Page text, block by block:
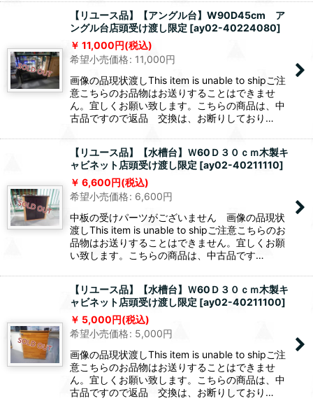
【リユース品】【アングル台】W90D45cm ア
ングル台店頭受け渡し限定 [ay02-40224080]
11,000円(税込)
希望小売価格: 11,000円
画像の品現状渡しThis item is unable to shipご注
意こちらのお品物はお送りすることはできませ
ん。宜しくお願い致します。こちらの商品は、中
古品ですので返品 交換は、お断りしており…
【リユース品】【水槽台】Ｗ60Ｄ３０ｃｍ木製キ
ャビネット店頭受け渡し限定 [ay02-40211110]
6,600円(税込)
希望小売価格: 6,600円
中板の受けパーツがございません 画像の品現状
渡しThis item is unable to shipご注意こちらのお
品物はお送りすることはできません。宜しくお願
い致します。こちらの商品は、中古品です…
【リユース品】【水槽台】Ｗ60Ｄ３０ｃｍ木製キ
ャビネット店頭受け渡し限定 [ay02-40211100]
5,000円(税込)
希望小売価格: 5,000円
画像の品現状渡しThis item is unable to shipご注
意こちらのお品物はお送りすることはできませ
ん。宜しくお願い致します。こちらの商品は、中
古品ですので返品 交換は、お断りしており…